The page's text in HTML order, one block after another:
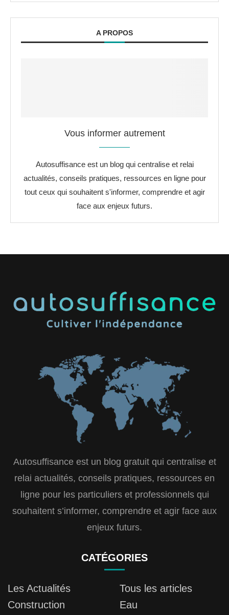
A PROPOS
Vous informer autrement
Autosuffisance est un blog qui centralise et relai
actualités, conseils pratiques, ressources en ligne pour
tout ceux qui souhaitent s'informer, comprendre et agir
face aux enjeux futurs.
Autosuffisance est un blog gratuit qui centralise et
relai actualités, conseils pratiques, ressources en
ligne pour les particuliers et professionnels qui
souhaitent s’informer, comprendre et agir face aux
enjeux futurs.
CATÉGORIES
Les Actualités
Tous les articles
Construction
Eau